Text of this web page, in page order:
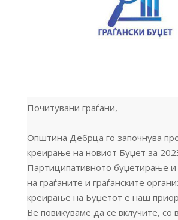
Почитувани граѓани,
Општина Дебрца го започнува
креирање на новиот Буџет за
Партиципативното буџетирање и
на граѓаните и граѓанските
креирање на Буџетот е наш
Ве повикуваме да се вклучите,